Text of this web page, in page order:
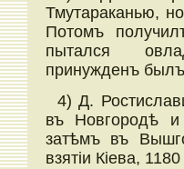
Тмутараканью,
Потомъ
пытался
принужденъ
4) Д.
въ Новгородѣ
затѣмъ въ
взятіи Кіева,